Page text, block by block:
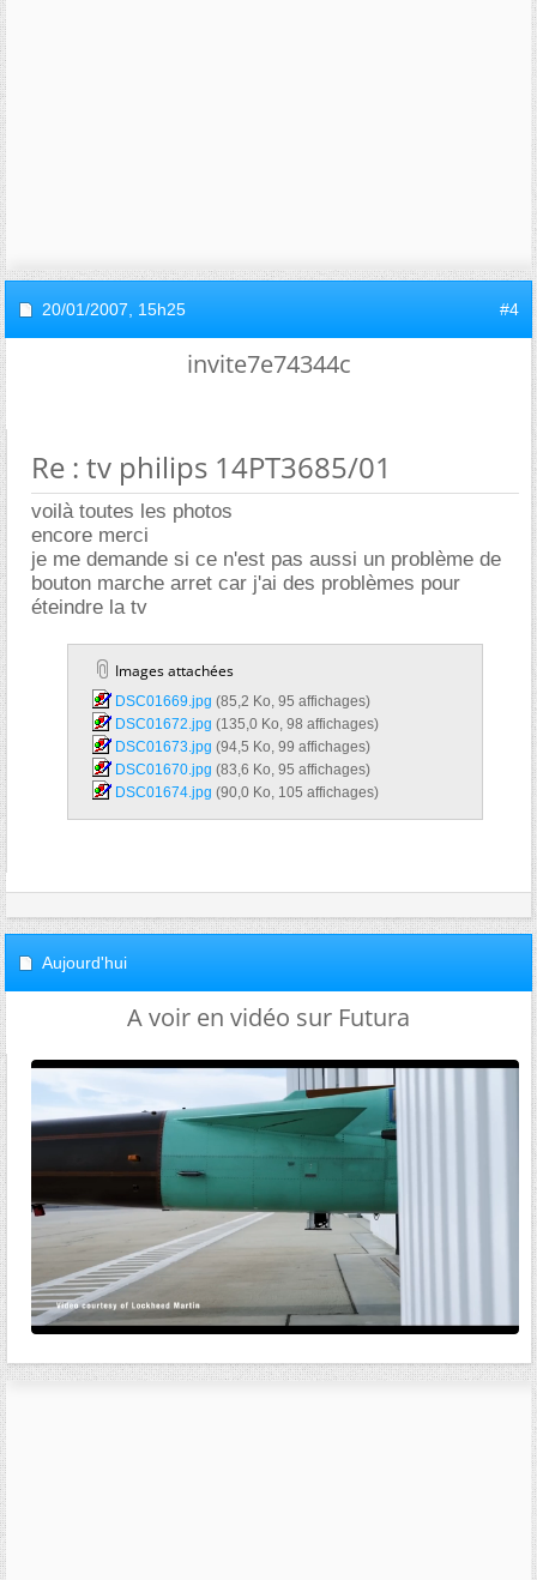
20/01/2007, 15h25 #4
invite7e74344c
Re : tv philips 14PT3685/01
voilà toutes les photos
encore merci
je me demande si ce n'est pas aussi un problème de
bouton marche arret car j'ai des problèmes pour
éteindre la tv
Images attachées
DSC01669.jpg‎ (85,2 Ko, 95 affichages)
DSC01672.jpg‎ (135,0 Ko, 98 affichages)
DSC01673.jpg‎ (94,5 Ko, 99 affichages)
DSC01670.jpg‎ (83,6 Ko, 95 affichages)
DSC01674.jpg‎ (90,0 Ko, 105 affichages)
Aujourd'hui
A voir en vidéo sur Futura